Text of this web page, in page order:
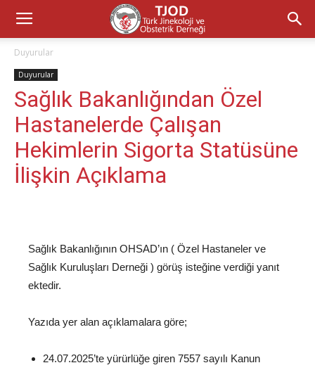
Duyurular
Duyurular
Sağlık Bakanlığından Özel
Hastanelerde Çalışan
Hekimlerin Sigorta Statüsüne
İlişkin Açıklama
Sağlık Bakanlığının OHSAD’ın ( Özel Hastaneler ve
Sağlık Kuruluşları Derneği ) görüş isteğine verdiği yanıt
ektedir.
Yazıda yer alan açıklamalara göre;
24.07.2025’te yürürlüğe giren 7557 sayılı Kanun